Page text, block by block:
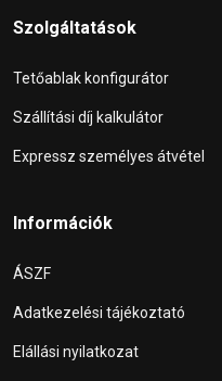
Szolgáltatások
Tetőablak konfigurátor
Szállítási díj kalkulátor
Expressz személyes átvétel
Információk
ÁSZF
Adatkezelési tájékoztató
Elállási nyilatkozat